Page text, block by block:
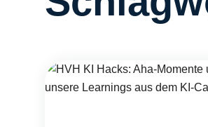
HVH KI Hacks: Aha-Momente und